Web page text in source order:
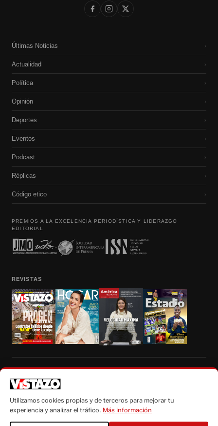
Últimas Noticias ›
Actualidad ›
Política ›
Opinión ›
Deportes ›
Eventos ›
Podcast ›
Réplicas ›
Código etico ›
PREMIOS A LA EXCELENCIA PERIODÍSTICA Y LIDERAZGO
EDITORIAL
REVISTAS
autorización escrita de su titular, de todos los contenidos de Vistazo.com.
Utilizamos cookies propias y de terceros para mejorar tu
experiencia y analizar el tráfico. Más información